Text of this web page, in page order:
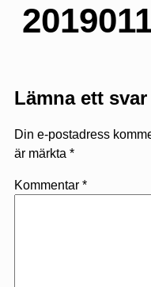
Lämna ett svar
Din e-postadress
är märkta *
Kommentar *